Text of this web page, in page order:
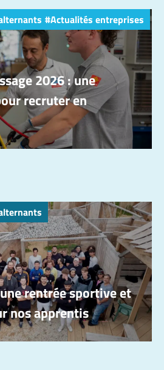
Actualités entreprises
2026 : une
recruter en
une rentrée sportive et
nos apprentis